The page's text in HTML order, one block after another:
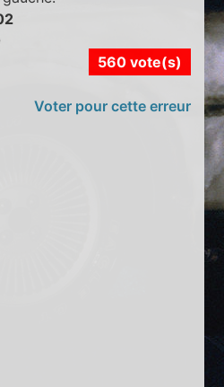
560 vote(s)
Voter pour cette erreur